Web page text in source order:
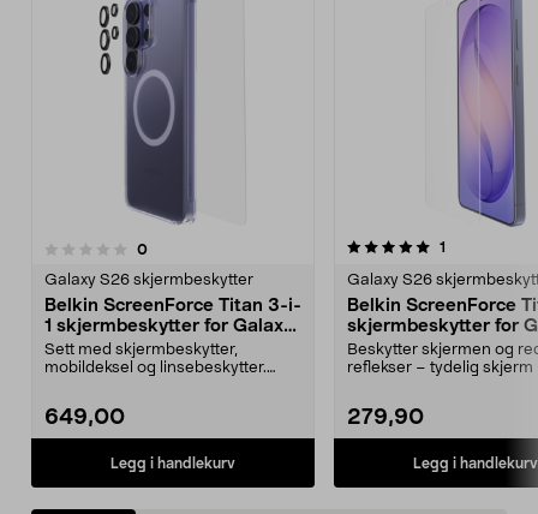
0anmeldelser
Galaxy S26 skjermbeskytter
Belkin ScreenForce Titan 3-i-
1 skjermbeskytter for Galaxy
S26 Ultra
Sett med skjermbeskytter,
mobildeksel og linsebeskytter.
649,00
Legg i handlekurv
5.0 av 5 stjerner 1
Galaxy S26
Belkin ScreenForce
skjermbeskytter for
S26 Ultra
Beskytter skjermen og
reflekser – tydelig skjerm
279,90
Legg i handlekurv
5.0 av 5 stjerner